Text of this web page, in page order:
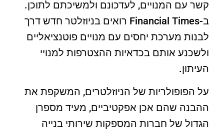
קשר עם המנויים, לעדכונם ולמשיכתם לתוכן.
ב-Financial Times רואים בניוזלטר חדש דרך
לבנות מערכת יחסים עם מנויים פוטנציאליים
ולשכנע אותם בכדאיות ההצטרפות למנויי
העיתון.
על הפופולריות של הניוזלטרים, המשקפת את
ההבנה שהם אכן אפקטיביים, מעיד מספרן
הגדול של חברות המספקות שירותי בנייה